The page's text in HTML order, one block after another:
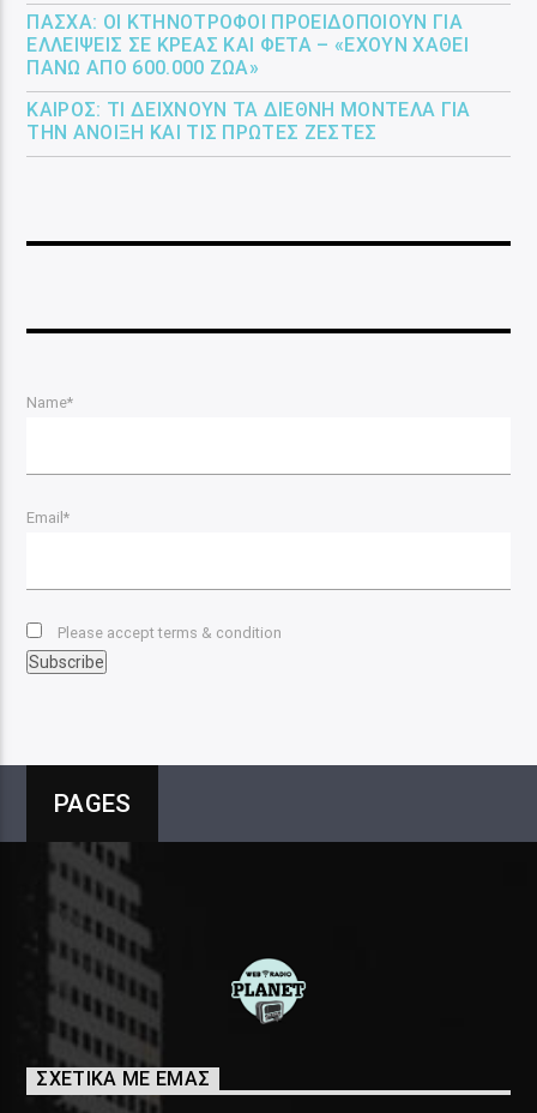
ΠΆΣΧΑ: ΟΙ ΚΤΗΝΟΤΡΌΦΟΙ ΠΡΟΕΙΔΟΠΟΙΟΎΝ ΓΙΑ
ΕΛΛΕΊΨΕΙΣ ΣΕ ΚΡΈΑΣ ΚΑΙ ΦΈΤΑ – «ΈΧΟΥΝ ΧΑΘΕΊ
ΠΆΝΩ ΑΠΌ 600.000 ΖΏΑ»
ΚΑΙΡΌΣ: ΤΙ ΔΕΊΧΝΟΥΝ ΤΑ ΔΙΕΘΝΉ ΜΟΝΤΈΛΑ ΓΙΑ
ΤΗΝ ΆΝΟΙΞΗ ΚΑΙ ΤΙΣ ΠΡΏΤΕΣ ΖΈΣΤΕΣ
Name*
Email*
Please accept terms & condition
PAGES
ΣΧΕΤΙΚΑ ΜΕ ΕΜΑΣ